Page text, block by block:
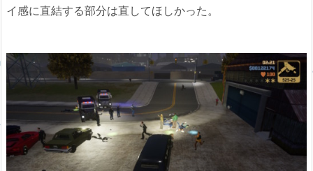
イ感に直結する部分は直してほしかった。